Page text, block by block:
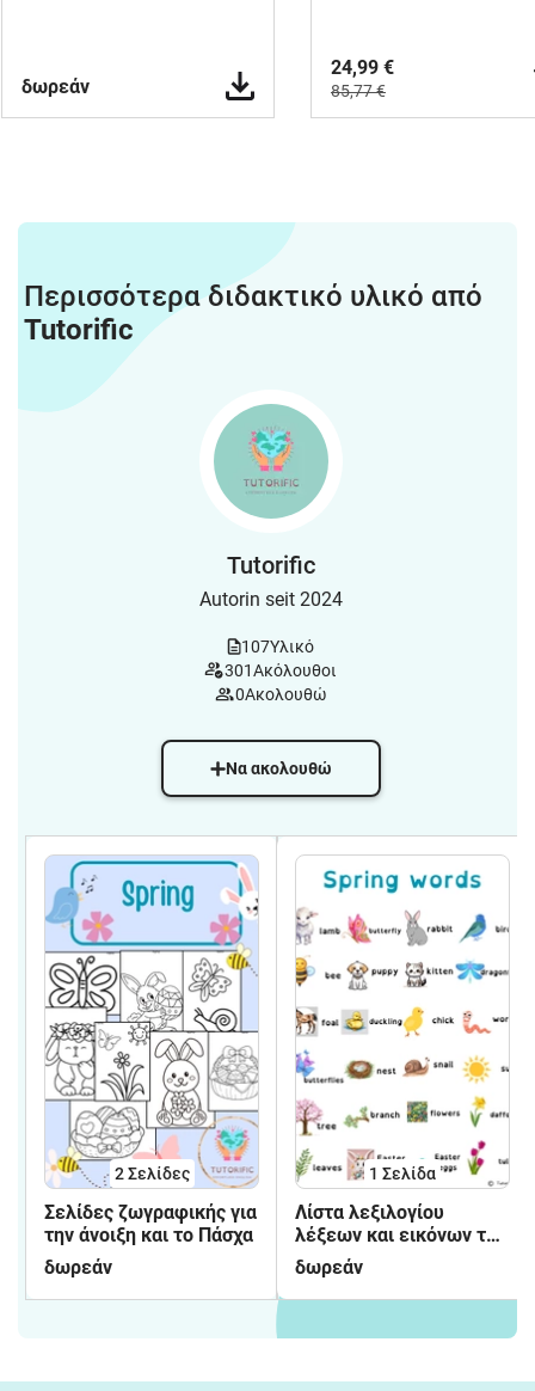
δωρεάν
24,99 €
85,77 €
Περισσότερα διδακτικό υλικό από
Tutorific
Tutorific
Autorin seit 2024
107Υλικό
301Ακόλουθοι
0Ακολουθώ
Να ακολουθώ
2Σελίδες
Σελίδες ζωγραφικής για
την άνοιξη και το Πάσχα
δωρεάν
1 Σελίδα
Λίστα λεξιλογίου
λέξεων και εικόνων της
άνοιξης
δωρεάν